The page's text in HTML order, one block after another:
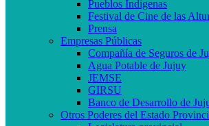
Pueblos Indigenas
Festival de Cine de las
Prensa
Empresas Públicas
Compañía de Seguros de
Agua Potable de Jujuy
JEMSE
GIRSU
Banco de Desarrollo de
Otros Poderes del Estado